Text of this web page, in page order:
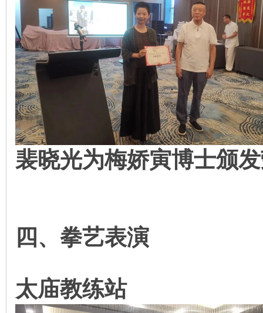
裴晓光为梅娇寅博士颁
四、拳艺表演
太庙教练站